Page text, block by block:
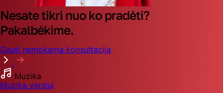
Nesate tikri nuo ko pradėti?
Pakalbėkime.
Gauti nemokamą konsultaciją
Muzika
Muzika verslui